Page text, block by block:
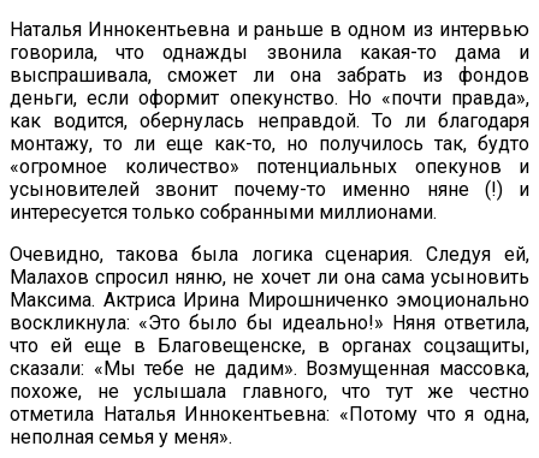
Наталья Иннокентьевна и раньше в одном из интервью
говорила, что однажды звонила какая-то дама и
выспрашивала, сможет ли она забрать из фондов
деньги, если оформит опекунство. Но «почти правда»,
как водится, обернулась неправдой. То ли благодаря
монтажу, то ли еще как-то, но получилось так, будто
«огромное количество» потенциальных опекунов и
усыновителей звонит почему-то именно няне (!) и
интересуется только собранными миллионами.
Очевидно, такова была логика сценария. Следуя ей,
Малахов спросил няню, не хочет ли она сама усыновить
Максима. Актриса Ирина Мирошниченко эмоционально
воскликнула: «Это было бы идеально!» Няня ответила,
что ей еще в Благовещенске, в органах соцзащиты,
сказали: «Мы тебе не дадим». Возмущенная массовка,
похоже, не услышала главного, что тут же честно
отметила Наталья Иннокентьевна: «Потому что я одна,
неполная семья у меня».